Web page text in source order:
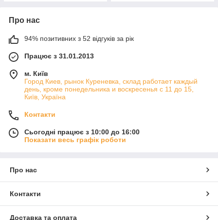
Про нас
94% позитивних з 52 відгуків за рік
Працює з 31.01.2013
м. Київ
Город Киев, рынок Куреневка, склад работает каждый
день, кроме понедельника и воскресенья с 11 до 15,
Київ, Україна
Контакти
Сьогодні працює з 10:00 до 16:00
Показати весь графік роботи
Про нас
Контакти
Доставка та оплата